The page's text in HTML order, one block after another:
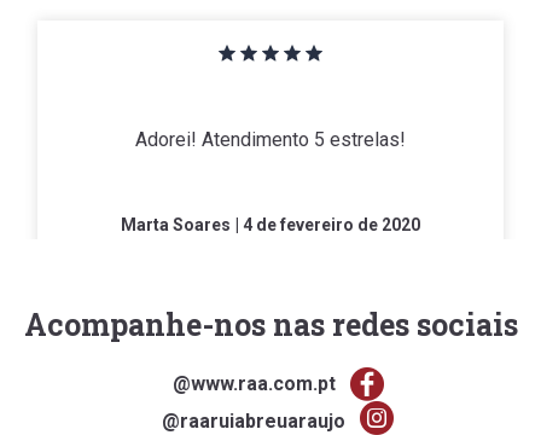
Adorei! Atendimento 5 estrelas!
Marta Soares | 4 de fevereiro de 2020
Acompanhe-nos nas redes sociais
@www.raa.com.pt
@raaruiabreuaraujo